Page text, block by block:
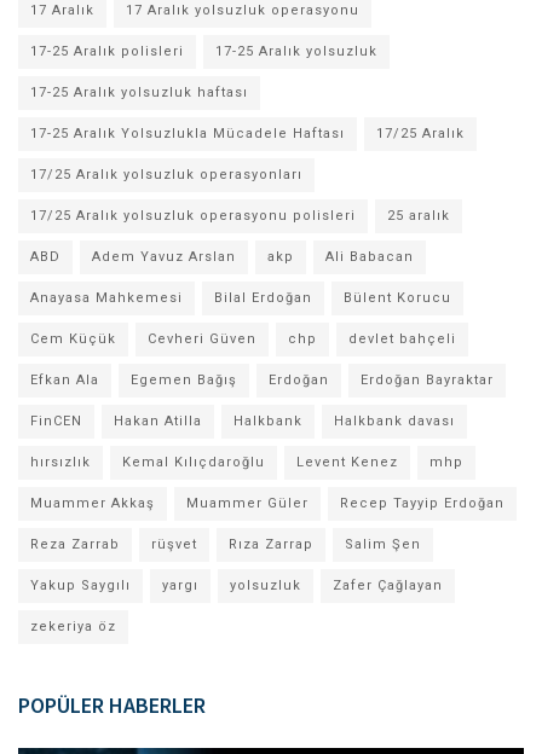
17 Aralık 17 Aralık yolsuzluk operasyonu
17-25 Aralık polisleri 17-25 Aralık yolsuzluk
17-25 Aralık yolsuzluk haftası
17-25 Aralık Yolsuzlukla Mücadele Haftası 17/25 Aralık
17/25 Aralık yolsuzluk operasyonları
17/25 Aralık yolsuzluk operasyonu polisleri 25 aralık
ABD Adem Yavuz Arslan akp Ali Babacan
Anayasa Mahkemesi Bilal Erdoğan Bülent Korucu
Cem Küçük Cevheri Güven chp devlet bahçeli
Efkan Ala Egemen Bağış Erdoğan Erdoğan Bayraktar
FinCEN Hakan Atilla Halkbank Halkbank davası
hırsızlık Kemal Kılıçdaroğlu Levent Kenez mhp
Muammer Akkaş Muammer Güler Recep Tayyip Erdoğan
Reza Zarrab rüşvet Rıza Zarrap Salim Şen
Yakup Saygılı yargı yolsuzluk Zafer Çağlayan
zekeriya öz
POPÜLER HABERLER